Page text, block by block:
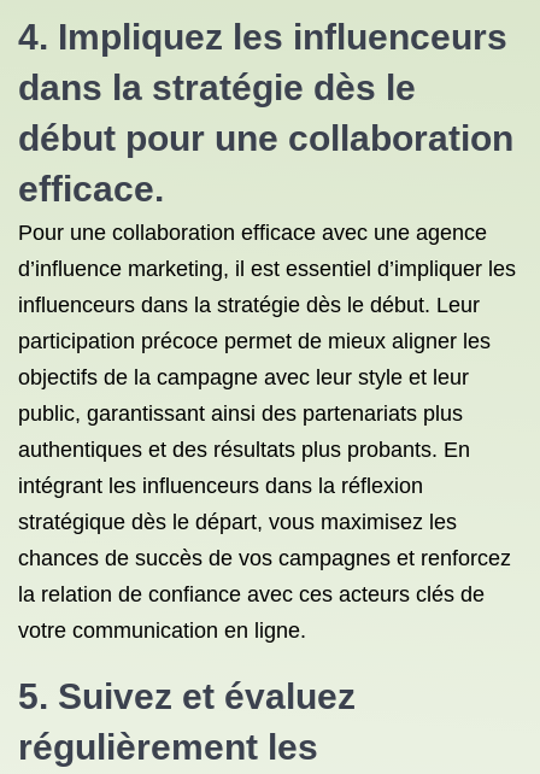
4. Impliquez les influenceurs
dans la stratégie dès le
début pour une collaboration
efficace.
Pour une collaboration efficace avec une agence
d’influence marketing, il est essentiel d’impliquer les
influenceurs dans la stratégie dès le début. Leur
participation précoce permet de mieux aligner les
objectifs de la campagne avec leur style et leur
public, garantissant ainsi des partenariats plus
authentiques et des résultats plus probants. En
intégrant les influenceurs dans la réflexion
stratégique dès le départ, vous maximisez les
chances de succès de vos campagnes et renforcez
la relation de confiance avec ces acteurs clés de
votre communication en ligne.
5. Suivez et évaluez
régulièrement les